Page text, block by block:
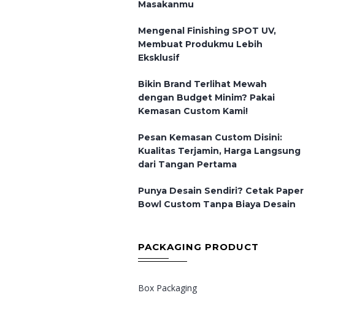
Masakanmu
Mengenal Finishing SPOT UV,
Membuat Produkmu Lebih
Eksklusif
Bikin Brand Terlihat Mewah
dengan Budget Minim? Pakai
Kemasan Custom Kami!
Pesan Kemasan Custom Disini:
Kualitas Terjamin, Harga Langsung
dari Tangan Pertama
Punya Desain Sendiri? Cetak Paper
Bowl Custom Tanpa Biaya Desain
PACKAGING PRODUCT
Box Packaging